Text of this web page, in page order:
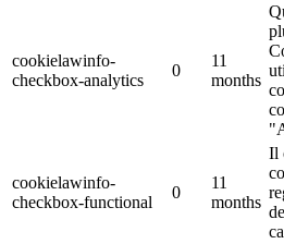
cookielawinfo-
checkbox-analytics
0
11
months
cookielawinfo-
checkbox-functional
0
11
months
Il